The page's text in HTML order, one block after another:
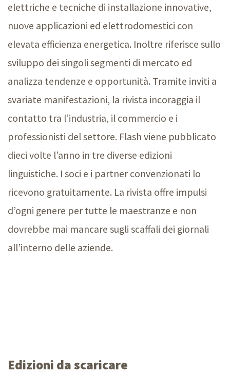
elettriche e tecniche di installazione innovative,
nuove applicazioni ed elettrodomestici con
elevata efficienza energetica. Inoltre riferisce sullo
sviluppo dei singoli segmenti di mercato ed
analizza tendenze e opportunità. Tramite inviti a
svariate manifestazioni, la rivista incoraggia il
contatto tra l’industria, il commercio e i
professionisti del settore. Flash viene pubblicato
dieci volte l’anno in tre diverse edizioni
linguistiche. I soci e i partner convenzionati lo
ricevono gratuitamente. La rivista offre impulsi
d’ogni genere per tutte le maestranze e non
dovrebbe mai mancare sugli scaffali dei giornali
all’interno delle aziende.
Edizioni da scaricare